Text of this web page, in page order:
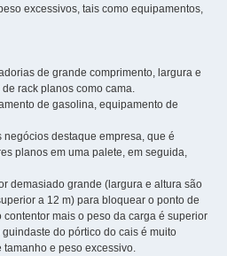
excessivos, tais como equipamentos,
de grande comprimento, largura e
rack planos como cama.
de gasolina, equipamento de
negócios destaque empresa, que é
planos em uma palete, em seguida,
demasiado grande (largura e altura são
a 12 m) para bloquear o ponto de
mais o peso da carga é superior
do pórtico do cais é muito
e peso excessivo.